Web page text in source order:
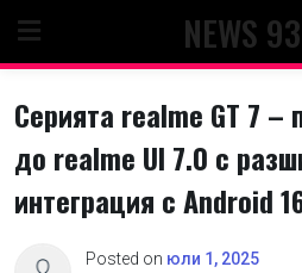
content
NEWS
Серията realme GT 7 –
до realme UI 7.0 с
интеграция с Android
Posted on юли 1, 2025